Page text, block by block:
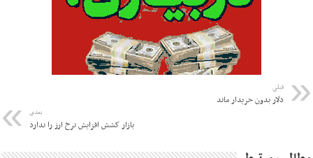
قبلی
دلار بدون خریدار ماند
بعدی
بازار کشش افزایش نرخ ارز را ندارد